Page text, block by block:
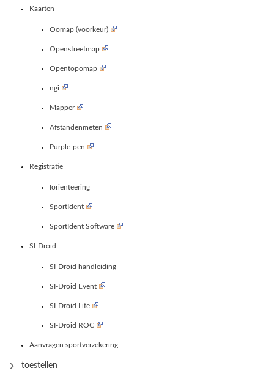
Kaarten
Oomap (voorkeur)
Openstreetmap
Opentopomap
ngi
Mapper
Afstandenmeten
Purple-pen
Registratie
Ioriënteering
SportIdent
SportIdent Software
SI-Droid
SI-Droid handleiding
SI-Droid Event
SI-Droid Lite
SI-Droid ROC
Aanvragen sportverzekering
toestellen